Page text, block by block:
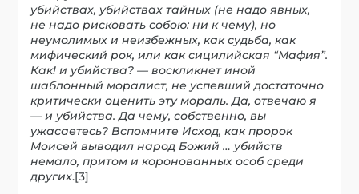
убийствах, убийствах тайных (не надо явных,
не надо рисковать собою: ни к чему), но
неумолимых и неизбежных, как судьба, как
мифический рок, или как сицилийская “Мафия”.
Как! и убийства? — воскликнет иной
шаблонный моралист, не успевший достаточно
критически оценить эту мораль. Да, отвечаю я
— и убийства. Да чему, собственно, вы
ужасаетесь? Вспомните Исход, как пророк
Моисей выводил народ Божий … убийств
немало, притом и коронованных особ среди
других.[3]